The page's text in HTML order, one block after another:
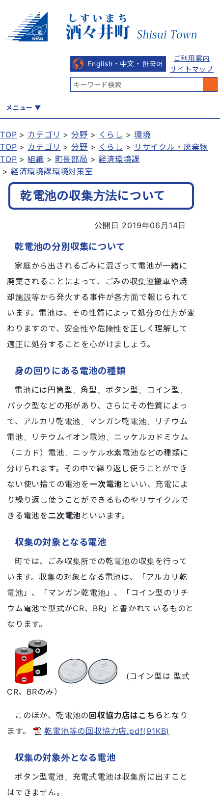
English・中文・한국어
ご利用案内
サイトマップ
メニュー
くらし 健康・福祉 教育・文化 観光・魅力 産業・しごと
行政 まちづくり
TOP カテゴリ 分野 くらし
環境
TOP
カテゴリ 分野 くらし
リサイクル・廃棄物
TOP
組織 町長部局
経済環境課
経済環境課環境対策室
乾電池の収集方法について
公開日 2019年06月14日
乾電池の分別収集について
家庭から出されるごみに混ざって電池が一緒に
廃棄されることによって、ごみの収集運搬車や焼
却施設等から発火する事件が各方面で報じられて
います。電池は、その性質によって処分の仕方が変
わりますので、安全性や危険性を正しく理解して
適正に処分することを心がけましょう。
身の回りにある電池の種類
電池には円筒型、角型、ボタン型、コイン型、
パック型などの形があり、さらにその性質によっ
て、アルカリ乾電池、マンガン乾電池、リチウム
電池、リチウムイオン電池、ニッケルカドミウム
（ニカド）電池、ニッケル水素電池などの種類に
分けられます。その中で繰り返し使うことができ
ない使い捨ての電池を 一次電池 といい、充電によ
り繰り返し使うことができるものやリサイクルで
きる電池を二次電池 といいます。
収集の対象となる電池
町では、ごみ収集所での乾電池の収集を行って
います。収集の対象となる電池は、「アルカリ乾
電池」、「マンガン乾電池」、「コイン型のリチ
ウム電池で型式がCR、BR」と書かれているものと
なります。
(コイン型は 型式
CR、BRのみ）
このほか、乾電池の回収協力店はこちら となり
ます。
乾電池等の回収協力店.pdf(91KB)
収集の対象外となる電池
ボタン型電池、充電式電池は収集所に出すこと
はできません。